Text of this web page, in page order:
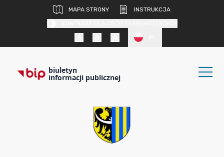
MAPA STRONY
INSTRUKCJA
biuletyn
informacji publicznej